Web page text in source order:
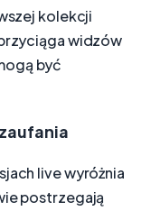
kolekcji
widzów
być
live wyróżnia
postrzegają